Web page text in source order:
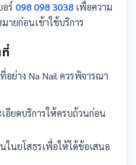
ร์ 098 098 3038 เพื่อความ
ยก่อนเข้าใช้บริการ
อย่าง Na Nail ควรพิจารณา
อียดบริการให้ครบถ้วนก่อน
ในยโสธรเพื่อให้ได้ข้อเสนอ